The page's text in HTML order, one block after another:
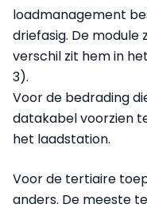
loadmanagement
driefasig. De module
verschil zit hem in
3).
Voor de bedrading
datakabel voorzien
het laadstation.
Voor de tertiaire
anders. De meeste